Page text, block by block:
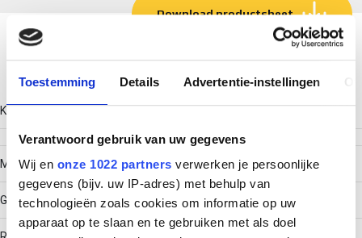
Toestemming Details Advertentie-instellingen
Verantwoord gebruik van uw gegevens
Wij en onze 1022 partners verwerken je persoonlijke
gegevens (bijv. uw IP-adres) met behulp van
technologieën zoals cookies om informatie op uw
apparaat op te slaan en te gebruiken met als doel
Download productsheet
Kleur
Model
Geïntegreerde verbinder